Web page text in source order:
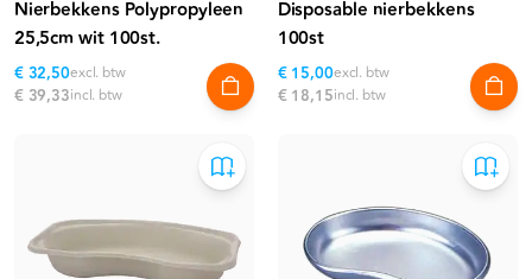
Nierbekkens Polypropyleen
25,5cm wit 100st.
€ 32,50excl. btw
€ 39,33incl. btw
Disposable nierbekkens
100st
€ 15,00excl. btw
€ 18,15incl. btw